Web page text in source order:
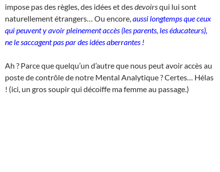
impose pas des règles, des idées et desdevoirsqui lui sont
naturellement étrangers… Ou encore, aussi longtemps que ceux
qui peuvent y avoir pleinement accès (les parents, les éducateurs),
ne le saccagent pas par des idées aberrantes !
Ah ? Parce que quelqu’un d’autre que nous peut avoir accès au
poste de contrôle de notre Mental Analytique ? Certes… Hélas
! (ici, un gros soupir qui décoiffe ma femme au passage.)